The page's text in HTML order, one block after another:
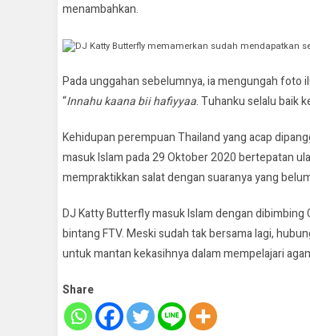
menambahkan.
DJ Katty Butterfly memamerkan sudah mendapatkan
Pada unggahan sebelumnya, ia mengungah foto
“Innahukaana biihafiyyaa. Tuhanku selalu baik
Kehidupan perempuan Thailand yang acap
masuk Islam pada 29 Oktober 2020 bertepatan
mempraktikkan salat dengan suaranya yang
DJ Katty Butterfly masuk Islam dengan
bintang FTV. Meski sudah tak bersama lagi,
untuk mantan kekasihnya dalam mempelajari
Share